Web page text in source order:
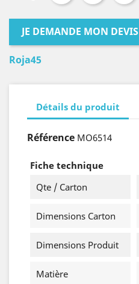
JE DEMANDE MON DEVIS
Roja45
Détails du produit
Référence MO6514
Fiche technique
Qte / Carton
Dimensions Carton
Dimensions Produit
Matière